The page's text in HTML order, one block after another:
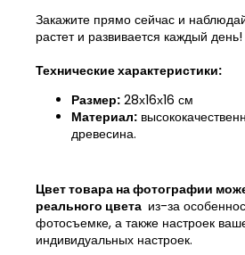
Закажите прямо сейчас и
растет и развивается каждый день!
Технические характеристики:
Размер: 28х16х16 см
Материал:
древесина.
Цвет товара на фотографии
реального цвета из-за
фотосъемке, а также настроек
индивидуальных настроек.